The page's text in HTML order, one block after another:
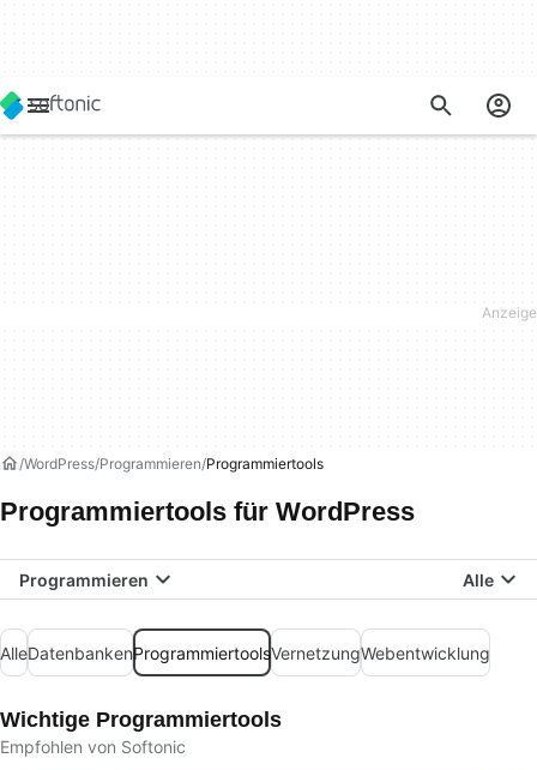
WordPress Programmieren Programmiertools
Programmiertools für WordPress
Programmieren Alle
AlleDatenbankenProgrammiertoolsVernetzungWebentwicklung
Wichtige Programmiertools
Empfohlen von Softonic